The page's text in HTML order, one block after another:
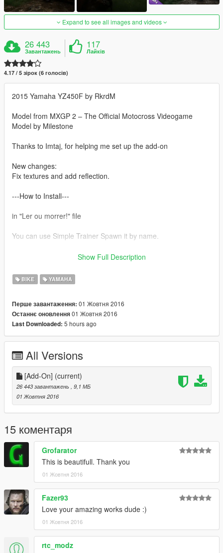
Expand to see all images and videos
26 443
Завантажень
117
Лайків
4.17 / 5 зірок (6 голосів)
2015 Yamaha YZ450F by RkrdM
Model from MXGP 2 – The Official Motocross Videogame
Model by Milestone
Thanks to Imtaj, for helping me set up the add-on
New changes:
Fix textures and add reflection.
---How to Install---
in "Ler ou morrer!" file
You can use Simple Trainer Spawn it by name.
PLEASE DON'T TRY AND USE THIS ONLINE, IM NOT
RESPONSIBLE IF YOU GET BANNED, USE AT YOUR OWN
Follow me in:
https://www.youtube.com/GTAModsSA
https://www.facebook.com/ModsGrandTheftAutoV/
Donate for more mods!
Show Full Description
BIKE YAMAHA
Перше завантаження: 01 Жовтня 2016
Останнє оновлення01 Жовтня 2016
Last Downloaded: 5 hours ago
All Versions
[Add-On] (current)
26 443 завантажень
, 9,1 МБ
01 Жовтня 2016
15 коментаря
Grofarator
This is beautifull. Thank you
01 Жовтня 2016
Fazer93
Love your amazing works dude :)
01 Жовтня 2016
rtc_modz